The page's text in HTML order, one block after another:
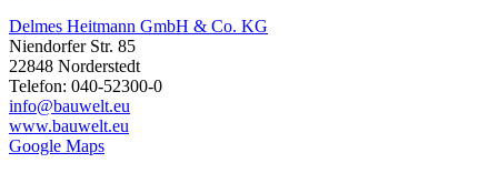
Delmes Heitmann GmbH & Co. KG
Niendorfer Str. 85
22848 Norderstedt
Telefon: 040-52300-0
info@bauwelt.eu
www.bauwelt.eu
Google Maps